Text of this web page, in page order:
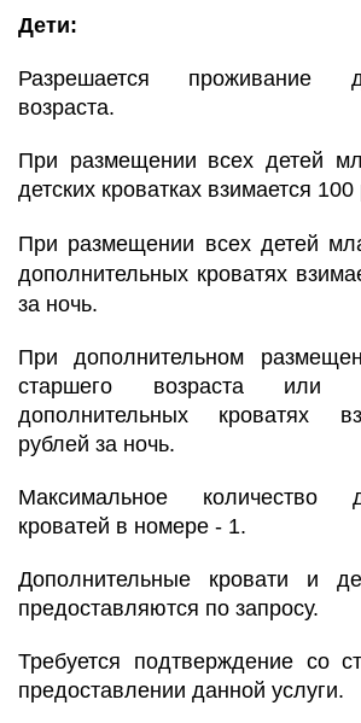
Дети:
Разрешается проживание
возраста.
При размещении всех детей
детских кроватках взимается
При размещении всех детей
дополнительных кроватях
за ночь.
При дополнительном
старшего возраста или
дополнительных кроватях
рублей за ночь.
Максимальное количество
кроватей в номере - 1.
Дополнительные кровати и
предоставляются по запросу.
Требуется подтверждение со
предоставлении данной услуги.